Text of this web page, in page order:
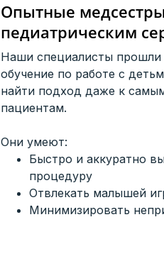
Опытные
педиатрическим
Наши специалисты прошли
обучение по работе с
найти подход даже к
пациентам.
Они умеют:
Быстро и аккуратно
процедуру
Отвлекать малышей
Минимизировать